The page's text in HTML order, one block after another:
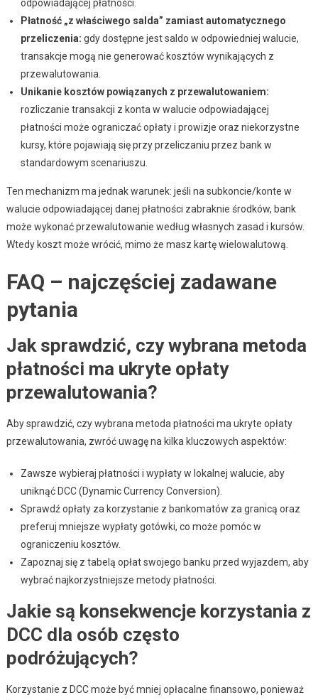
odpowiadającej płatności.
Płatność „z właściwego salda” zamiast automatycznego
przeliczenia: gdy dostępne jest saldo w odpowiedniej walucie,
transakcje mogą nie generować kosztów wynikających z
przewalutowania.
Unikanie kosztów powiązanych z przewalutowaniem:
rozliczanie transakcji z konta w walucie odpowiadającej
płatności może ograniczać opłaty i prowizje oraz niekorzystne
kursy, które pojawiają się przy przeliczaniu przez bank w
standardowym scenariuszu.
Ten mechanizm ma jednak warunek: jeśli na subkoncie/konte w
walucie odpowiadającej danej płatności zabraknie środków, bank
może wykonać przewalutowanie według własnych zasad i kursów.
Wtedy koszt może wrócić, mimo że masz kartę wielowalutową.
FAQ – najczęściej zadawane
pytania
Jak sprawdzić, czy wybrana metoda
płatności ma ukryte opłaty
przewalutowania?
Aby sprawdzić, czy wybrana metoda płatności ma ukryte opłaty
przewalutowania, zwróć uwagę na kilka kluczowych aspektów:
Zawsze wybieraj płatności i wypłaty w lokalnej walucie, aby
uniknąć DCC (Dynamic Currency Conversion).
Sprawdź opłaty za korzystanie z bankomatów za granicą oraz
preferuj mniejsze wypłaty gotówki, co może pomóc w
ograniczeniu kosztów.
Zapoznaj się z tabelą opłat swojego banku przed wyjazdem, aby
wybrać najkorzystniejsze metody płatności.
Jakie są konsekwencje korzystania z
DCC dla osób często
podróżujących?
Korzystanie z DCC może być mniej opłacalne finansowo, ponieważ